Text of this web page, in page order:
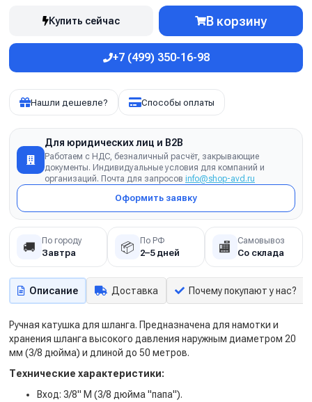
Купить сейчас В корзину
+7 (499) 350-16-98
Нашли дешевле? Способы оплаты
Для юридических лиц и B2B
Работаем с НДС, безналичный расчёт, закрывающие
документы. Индивидуальные условия для компаний и
организаций. Почта для запросов info@shop-avd.ru
Оформить заявку
🚚 По городу
Завтра 📦 По РФ
2–5 дней 🏬 Самовывоз
Со склада
Описание Доставка Почему покупают у нас?
Ручная катушка для шланга. Предназначена для намотки и
хранения шланга высокого давления наружным диаметром 20
мм (3/8 дюйма) и длиной до 50 метров.
Технические характеристики:
Вход: 3/8" M (3/8 дюйма "папа").